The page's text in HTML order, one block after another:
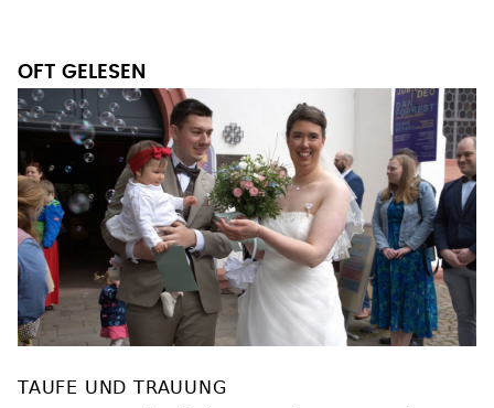
OFT GELESEN
TAUFE UND TRAUUNG